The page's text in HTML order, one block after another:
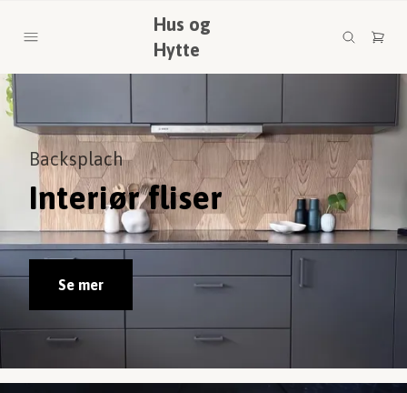
Hus og
Hytte
Backsplach
Interiør fliser
Se mer